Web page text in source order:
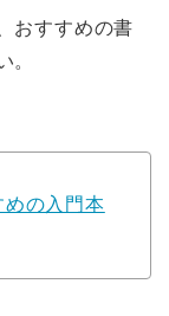
おすすめの書
。
の入門本